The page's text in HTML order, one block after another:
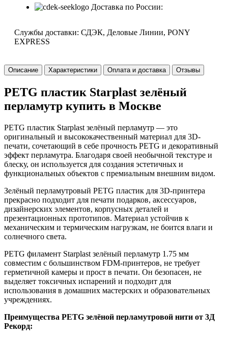
Доставка по России:
Службы доставки: СДЭК, Деловые Линии, PONY
EXPRESS
Описание Характеристики Оплата и доставка Отзывы
PETG пластик Starplast зелёный
перламутр купить в Москве
PETG пластик Starplast зелёный перламутр — это
оригинальный и высококачественный материал для 3D-
печати, сочетающий в себе прочность PETG и декоративный
эффект перламутра. Благодаря своей необычной текстуре и
блеску, он используется для создания эстетичных и
функциональных объектов с премиальным внешним видом.
Зелёный перламутровый PETG пластик для 3D-принтера
прекрасно подходит для печати подарков, аксессуаров,
дизайнерских элементов, корпусных деталей и
презентационных прототипов. Материал устойчив к
механическим и термическим нагрузкам, не боится влаги и
солнечного света.
PETG филамент Starplast зелёный перламутр 1.75 мм
совместим с большинством FDM-принтеров, не требует
герметичной камеры и прост в печати. Он безопасен, не
выделяет токсичных испарений и подходит для
использования в домашних мастерских и образовательных
учреждениях.
Преимущества PETG зелёной перламутровой нити от 3Д
Рекорд: